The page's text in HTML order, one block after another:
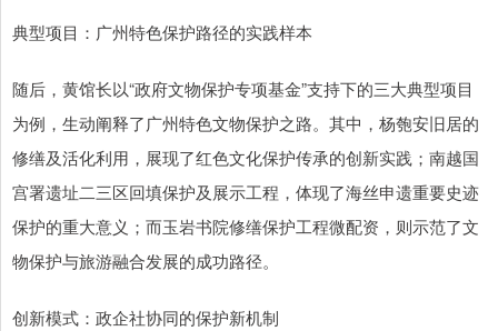
典型项目：广州特色保护路径的实践样本
随后，黄馆长以“政府文物保护专项基金”支持下的三大典型项目
为例，生动阐释了广州特色文物保护之路。其中，杨匏安旧居的
修缮及活化利用，展现了红色文化保护传承的创新实践；南越国
宫署遗址二三区回填保护及展示工程，体现了海丝申遗重要史迹
保护的重大意义；而玉岩书院修缮保护工程微配资，则示范了文
物保护与旅游融合发展的成功路径。
创新模式：政企社协同的保护新机制